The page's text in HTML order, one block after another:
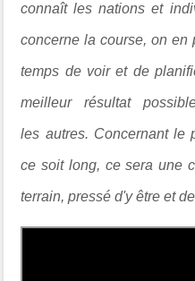
connaît les nations et
concerne la course, on en
temps de voir et de
meilleur résultat
les autres. Concernant le
ce soit long, ce sera une
terrain, pressé d'y être et